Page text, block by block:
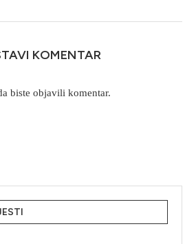
KOMENTAR
biste objavili komentar.